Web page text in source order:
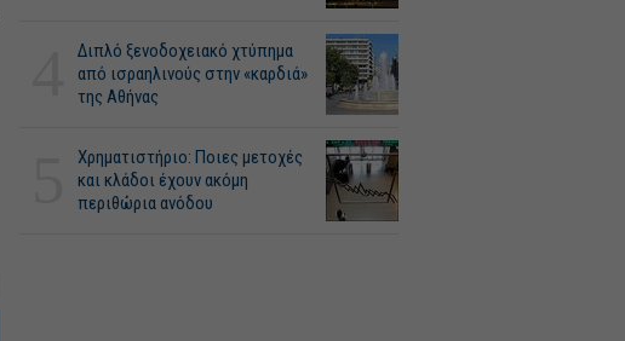
Διπλό ξενοδοχειακό χτύπημα
από ισραηλινούς στην «καρδιά»
της Αθήνας
Χρηματιστήριο: Ποιες μετοχές
και κλάδοι έχουν ακόμη
περιθώρια ανόδου